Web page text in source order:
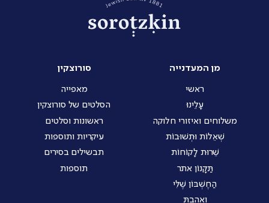
מן המעדנייה
ראשי
עָלֵינוּ
משלוחים ואיזורי חלוקה
שְׁאֵלוֹת וּתְשׁוּבוֹת
שֵׁרוּת לָקוֹחוֹת
תַּקָּנוֹן אתר
הַחֶשְׁבּוֹן שֶׁלִּי
וְאָהַבְתָּ
סורוצקין
מאפייה
הסלטים של סורוצקין
ראשונות וסלטים
עיקריות ותוספות
תבשילים בסירים
תוספות